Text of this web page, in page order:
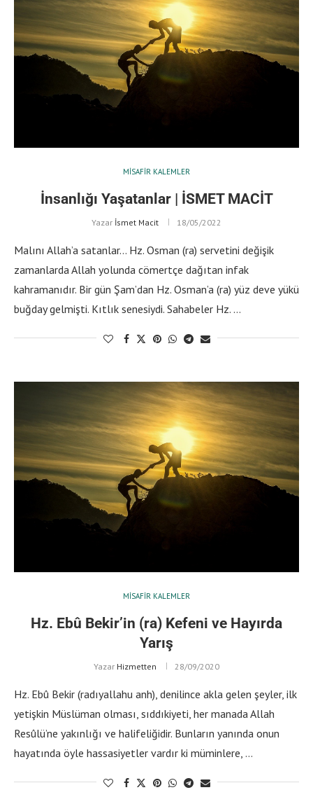
MISAFIR KALEMLER
İnsanlığı Yaşatanlar | İSMET MACİT
Yazar İsmet Macit 18/05/2022
Malını Allah’a satanlar… Hz. Osman (ra) servetini değişik
zamanlarda Allah yolunda cömertçe dağıtan infak
kahramanıdır. Bir gün Şam’dan Hz. Osman’a (ra) yüz deve yükü
buğday gelmişti. Kıtlık senesiydi. Sahabeler Hz. …
MISAFIR KALEMLER
Hz. Ebû Bekir’in (ra) Kefeni ve Hayırda
Yarış
Yazar Hizmetten 28/09/2020
Hz. Ebû Bekir (radıyallahu anh), denilince akla gelen şeyler, ilk
yetişkin Müslüman olması, sıddıkiyeti, her manada Allah
Resûlü’ne yakınlığı ve halifeliğidir. Bunların yanında onun
hayatında öyle hassasiyetler vardır ki müminlere, …